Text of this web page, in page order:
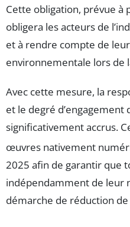
Cette obligation, prévue à
obligera les acteurs de
et à rendre compte de
environnementale lors de
Avec cette mesure, la
et le degré
significativement accrus.
œuvres nativement
2025 afin de garantir que
indépendamment de leur
démarche de réduction de